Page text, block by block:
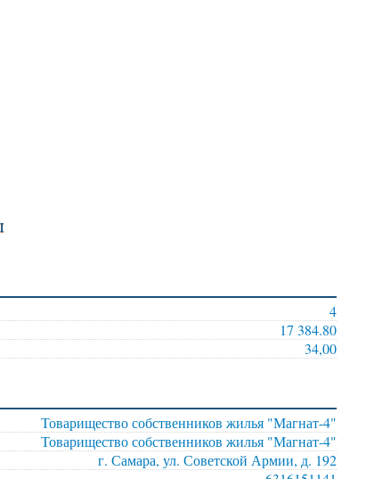
4
17 384.80
34,00
Товарищество собственников жилья "Магнат-4"
Товарищество собственников жилья "Магнат-4"
г. Самара, ул. Советской Армии, д. 192